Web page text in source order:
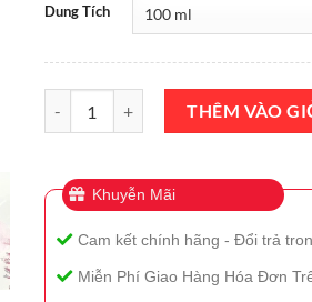
Dung Tích
Nước Hoa Lanvin Jeanne EDP 100ml
THÊM VÀO
Khuyễn Mãi
Cam kết chính hãng - Đổi trả
Miễn Phí Giao Hàng Hóa Đơn